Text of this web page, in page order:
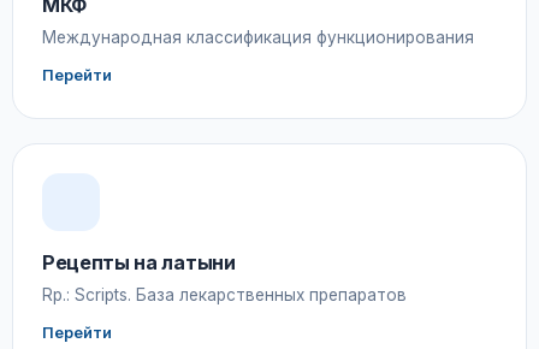
МКФ
Международная классификация функционирования
Перейти
Рецепты на латыни
Rp.: Scripts. База лекарственных препаратов
Перейти